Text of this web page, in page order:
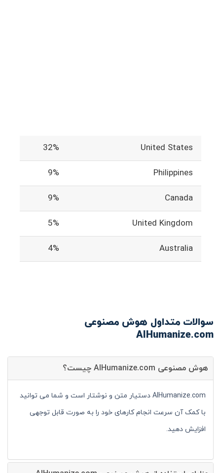
United States
32%
Philippines
9%
Canada
9%
United Kingdom
5%
Australia
4%
سوالات متداول هوش مصنوعی
AIHumanize.com
هوش مصنوعی AIHumanize.com چیست؟
AIHumanize.com دستیار متن و نوشتار است و شما می توانید
با کمک آن سرعت انجام کارهای خود را به صورت قابل توجهی
افزایش دهید.